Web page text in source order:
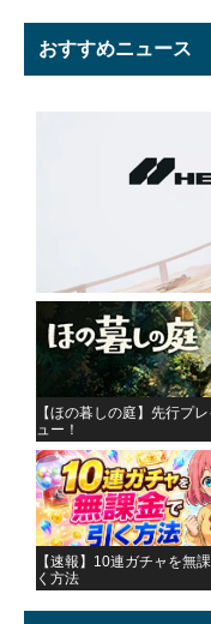
おすすめニュース
【ほの暮しの庭】先行プ
ュー！
【速報】10連ガチャを無課
く方法